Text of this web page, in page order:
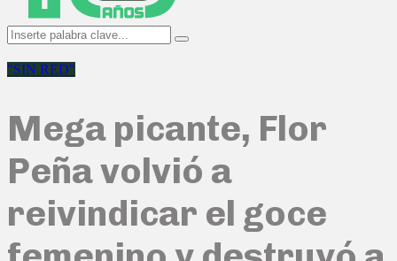
Search
for:
Search
"SIN RED"
Mega picante, Flor
Peña volvió a
reivindicar el goce